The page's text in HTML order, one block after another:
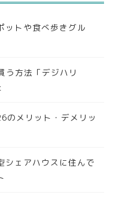
ットや食べ歩きグル
う方法「デジハリ
のメリット・デメリッ
シェアハウスに住んで